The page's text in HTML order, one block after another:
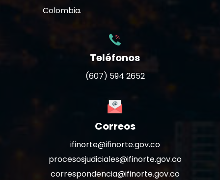
Colombia.
Teléfonos
(607) 594 2652
Correos
ifinorte@ifinorte.gov.co
procesosjudiciales@ifinorte.gov.co
correspondencia@ifinorte.gov.co